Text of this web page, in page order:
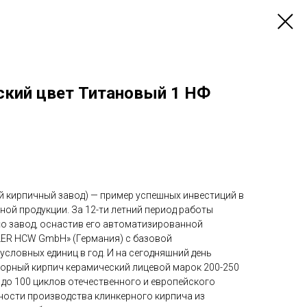
цвет Титановый 1 НФ
кирпичный завод) — пример успешных инвестиций в
продукции. За 12-ти летний период работы
завод, оснастив его автоматизированной
HCW GmbH» (Германия) с базовой
единиц в год. И на сегодняшний день
кирпич керамический лицевой марок 200-250
100 циклов отечественного и европейского
производства клинкерного кирпича из